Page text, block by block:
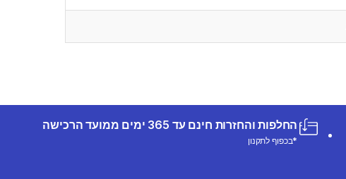
החלפות והחזרות חינם עד 365 ימים ממועד הרכישה
*בכפוף לתקנון